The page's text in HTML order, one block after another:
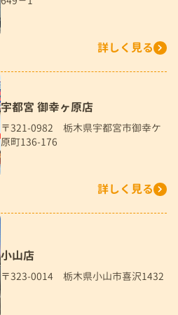
詳しく見る
宇都宮 御幸ヶ原店
〒321-0982 栃木県宇都宮市御幸ケ
原町136-176
詳しく見る
小山店
〒323-0014 栃木県小山市喜沢1432